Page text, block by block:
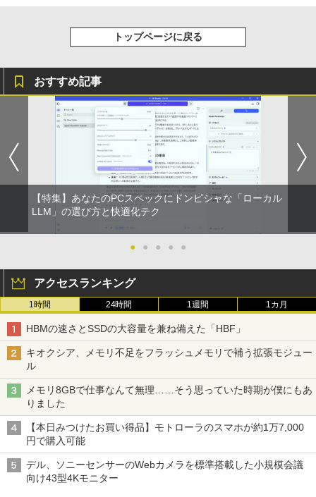
料】
ふかふかダンジョン攻略記〜俺の異世界
転生冒険譚〜/ 20 【電子書籍】[ KAKER
U ]
￥792
るーとゅーす コードレス ENCノイズキャン
セリング 自動ペアリング Type-C充電 マイク
学/WEB会議 6.0(オフホワイト)
Xiaomi シャオミ REDMI Buds 8 Lite ワイヤ
レスイヤホン Bluetooth 5.4 ノイズキャンセ
リング ANC 36時間再生
￥3,480
￥250
art Basic)
コカ・コーラ やかんの麦茶 from 爽健美茶 ラ
ベルレス 650mlPET×24本
￥2,009
￥572
版ビッグガンガンコミックス)
￥810
トップページに戻る
おすすめ記事
【特集】あなたのPCスペックにドンピシャな「ローカル
LLM」の選び方と快適化テク
● ● ● ● ●
アクセスランキング
1時間 24時間 1週間 1カ月
HBMの速さとSSDの大容量を兼ね備えた「HBF」
キオクシア、メモリ不足をフラッシュメモリで補う拡張モジュー
ル
メモリ8GBで仕事なんて無理……そう思っていた時期が僕にもあ
りました
【本日みつけたお買い得品】モトローラのスマホが約1万7,000
円で購入可能
デル、ソニーセンサーのWebカメラを標準搭載した小規模会議
向け43型4Kモニター